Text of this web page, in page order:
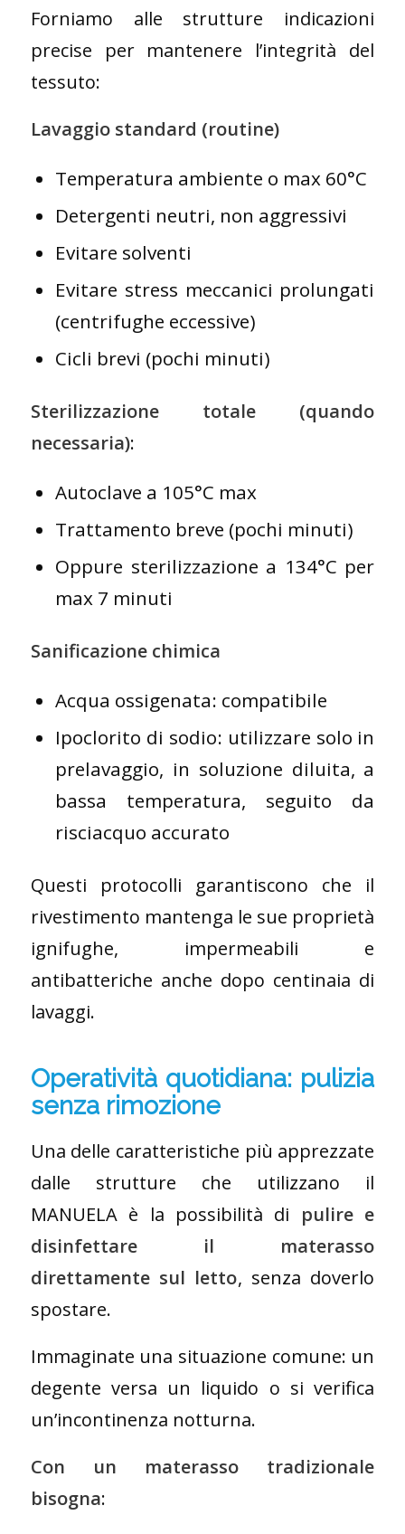
Forniamo alle strutture indicazioni
precise per mantenere l’integrità del
tessuto:
Lavaggio standard (routine)
Temperatura ambiente o max 60°C
Detergenti neutri, non aggressivi
Evitare solventi
Evitare stress meccanici prolungati
(centrifughe eccessive)
Cicli brevi (pochi minuti)
Sterilizzazione totale (quando
necessaria):
Autoclave a 105°C max
Trattamento breve (pochi minuti)
Oppure sterilizzazione a 134°C per
max 7 minuti
Sanificazione chimica
Acqua ossigenata: compatibile
Ipoclorito di sodio: utilizzare solo in
prelavaggio, in soluzione diluita, a
bassa temperatura, seguito da
risciacquo accurato
Questi protocolli garantiscono che il
rivestimento mantenga le sue proprietà
ignifughe, impermeabili e
antibatteriche anche dopo centinaia di
lavaggi.
Operatività quotidiana: pulizia
senza rimozione
Una delle caratteristiche più apprezzate
dalle strutture che utilizzano il
MANUELA è la possibilità di pulire e
disinfettare il materasso
direttamente sul letto, senza doverlo
spostare.
Immaginate una situazione comune: un
degente versa un liquido o si verifica
un’incontinenza notturna.
Con un materasso tradizionale
bisogna: